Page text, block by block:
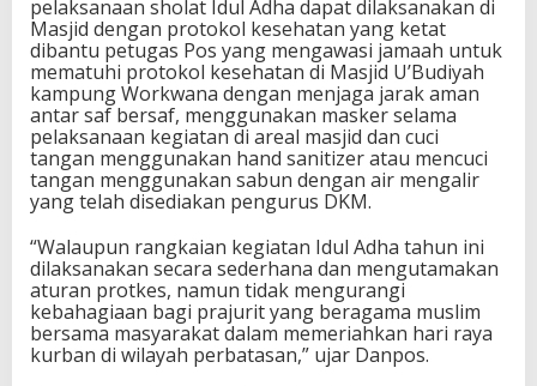
pelaksanaan sholat Idul Adha dapat dilaksanakan di
Masjid dengan protokol kesehatan yang ketat
dibantu petugas Pos yang mengawasi jamaah untuk
mematuhi protokol kesehatan di Masjid U’Budiyah
kampung Workwana dengan menjaga jarak aman
antar saf bersaf, menggunakan masker selama
pelaksanaan kegiatan di areal masjid dan cuci
tangan menggunakan hand sanitizer atau mencuci
tangan menggunakan sabun dengan air mengalir
yang telah disediakan pengurus DKM.
“Walaupun rangkaian kegiatan Idul Adha tahun ini
dilaksanakan secara sederhana dan mengutamakan
aturan protkes, namun tidak mengurangi
kebahagiaan bagi prajurit yang beragama muslim
bersama masyarakat dalam memeriahkan hari raya
kurban di wilayah perbatasan,” ujar Danpos.